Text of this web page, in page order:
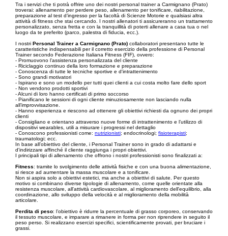
Tra i servizi che ti potrà offrire uno dei nostri personal trainer a Carmignano (Prato)
troverai: allenamento per perdere peso, allenamento per tonificare, riabilitazione,
preparazione al test d’ingresso per la facoltà di Scienze Motorie e qualsiasi altra
attività di fitness che stai cercando. I nostri allenatori ti assicureranno un trattamento
personalizzato, senza fretta e con la tranquillità di poterti allenare a casa tua o nel
luogo da te preferito (parco, palestra di fiducia, ecc.).
I nostri Personal Trainer a Carmignano (Prato) collaboratori presentano tutte le
caratteristiche indispensabili per il corretto esercizio della professione di Personal
Trainer secondo Federazione Italiana Fitness (FIF), ovvero:
- Promuovono l’assistenza personalizzata del cliente
- Riciclaggio continuo della loro formazione e preparazione
- Conoscenza di tutte le tecniche sportive e d'intrattenimento
- Sono grandi motivatori
- Ispirano e sono un modello per tutti quei clienti a cui costa molto fare dello sport
- Non vendono prodotti sportivi
- Alcuni di loro hanno certificati di primo soccorso
- Pianificano le sessioni di ogni cliente minuziosamente non lasciando nulla
all’improvvisazione.
- Hanno esperienza e riescono ad ottenere gli obiettivi richiesti da ognuno dei propri
clienti
- Consigliano e orientano attraverso nuove forme di intrattenimento e l’utilizzo di
dispositivi wearables, utili a misurare i progressi nel dettaglio
- Conoscono professionisti come: nutrizionisti; endocrinologi; fisioterapisti;
traumatologi; ecc.
In base all’obiettivo del cliente, i Personal Trainer sono in grado di adattarsi e
d'indirizzare affinché il cliente raggiunga i propri obiettivi.
I principali tipi di allenamento che offrono i nostri professionisti sono finalizzati a:
Fitness: tramite lo svolgimento delle attività fisiche e con una buona alimentazione,
si riesce ad aumentare la massa muscolare e a tonificare.
Non si aspira solo a obiettivi estetici, ma anche a obiettivi di salute. Per questo
motivo si combinano diverse tipologie di allenamento, come quelle orientate alla
resistenza muscolare, all'attività cardiovascolare, al miglioramento dell'equilibrio, alla
coordinazione, allo sviluppo della velocità e al miglioramento della mobilità
articolare.
Perdita di peso: l’obiettivo è ridurre la percentuale di grasso corporeo, conservando
il tessuto muscolare, e imparare a rimanere in forma per non riprendere in seguito il
peso perso. Si realizzano esercizi specifici, scientificamente provati, per bruciare i
grassi.